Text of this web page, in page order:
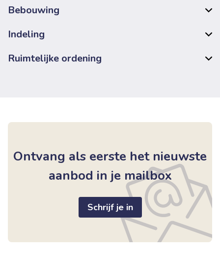
Bebouwing
Indeling
Ruimtelijke ordening
Ontvang als eerste het nieuwste
aanbod in je mailbox
Schrijf je in